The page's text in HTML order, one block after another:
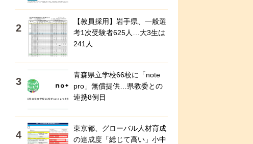
【教員採用】岩手県、一般選
考1次受験者625人…大3生は
241人
青森県立学校66校に「note
pro」無償提供…県教委との
連携8例目
東京都、グローバル人材育成
の達成度「総じて高い」小中